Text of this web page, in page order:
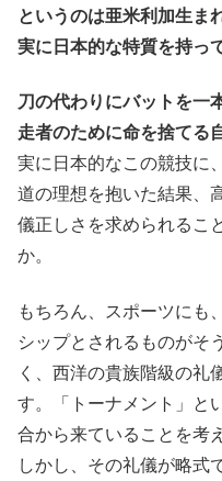
というのは亜米利加生ま
実に日本的な特質を持っ
刀の代わりにバットを一
走者のために命を捨てる
実に日本的なこの競技に
道の理想を抱いた結果、
儀正しさを求められるこ
か。
もちろん、スポーツにも
シップとされるものがそ
く、西洋の貴族階級の礼
す。「トーナメント」と
合から来ていることを考
しかし、その礼儀が略式